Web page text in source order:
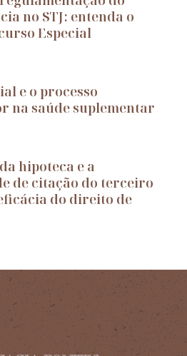
no STJ: entenda o
Especial
e o processo
na saúde suplementar
hipoteca e a
de citação do terceiro
do direito de